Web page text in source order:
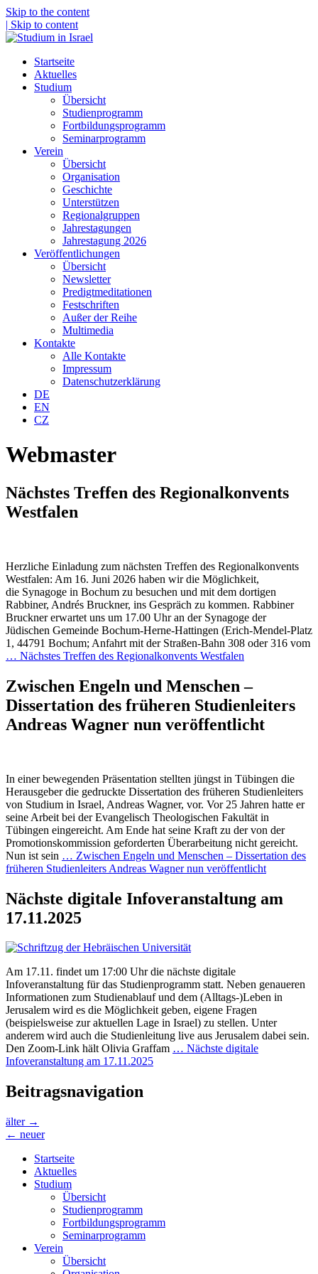
Skip to the content
| Skip to content
Startseite
Aktuelles
Studium
Übersicht
Studienprogramm
Fortbildungsprogramm
Seminarprogramm
Verein
Übersicht
Organisation
Geschichte
Unterstützen
Regionalgruppen
Jahrestagungen
Jahrestagung 2026
Veröffentlichungen
Übersicht
Newsletter
Predigtmeditationen
Festschriften
Außer der Reihe
Multimedia
Kontakte
Alle Kontakte
Impressum
Datenschutzerklärung
DE
EN
CZ
Webmaster
Nächstes Treffen des Regionalkonvents
Westfalen
Herzliche Einladung zum nächsten Treffen des Regionalkonvents
Westfalen: Am 16. Juni 2026 haben wir die Möglichkeit,
die Synagoge in Bochum zu besuchen und mit dem dortigen
Rabbiner, Andrés Bruckner, ins Gespräch zu kommen. Rabbiner
Bruckner erwartet uns um 17.00 Uhr an der Synagoge der
Jüdischen Gemeinde Bochum-Herne-Hattingen (Erich-Mendel-Platz
1, 44791 Bochum; Anfahrt mit der Straßen-Bahn 308 oder 316 vom
… Nächstes Treffen des Regionalkonvents Westfalen
Zwischen Engeln und Menschen –
Dissertation des früheren Studienleiters
Andreas Wagner nun veröffentlicht
In einer bewegenden Präsentation stellten jüngst in Tübingen die
Herausgeber die gedruckte Dissertation des früheren Studienleiters
von Studium in Israel, Andreas Wagner, vor. Vor 25 Jahren hatte er
seine Arbeit bei der Evangelisch Theologischen Fakultät in
Tübingen eingereicht. Am Ende hat seine Kraft zu der von der
Promotionskommission geforderten Überarbeitung nicht gereicht.
Nun ist sein … Zwischen Engeln und Menschen – Dissertation des
früheren Studienleiters Andreas Wagner nun veröffentlicht
Nächste digitale Infoveranstaltung am
17.11.2025
Am 17.11. findet um 17:00 Uhr die nächste digitale
Infoveranstaltung für das Studienprogramm statt. Neben genaueren
Informationen zum Studienablauf und dem (Alltags-)Leben in
Jerusalem wird es die Möglichkeit geben, eigene Fragen
(beispielsweise zur aktuellen Lage in Israel) zu stellen. Unter
anderem wird auch die Studienleitung live aus Jerusalem dabei sein.
Den Zoom-Link hält Olivia Graffam … Nächste digitale
Infoveranstaltung am 17.11.2025
Beitragsnavigation
älter →
← neuer
Startseite
Aktuelles
Studium
Übersicht
Studienprogramm
Fortbildungsprogramm
Seminarprogramm
Verein
Übersicht